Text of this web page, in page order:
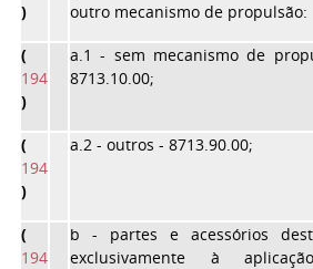
)
outro mecanismo de propulsão:
(
194
)
a.1 - sem mecanismo de
8713.10.00;
(
194
)
a.2 - outros - 8713.90.00;
(
194
b - partes e acessórios
exclusivamente à